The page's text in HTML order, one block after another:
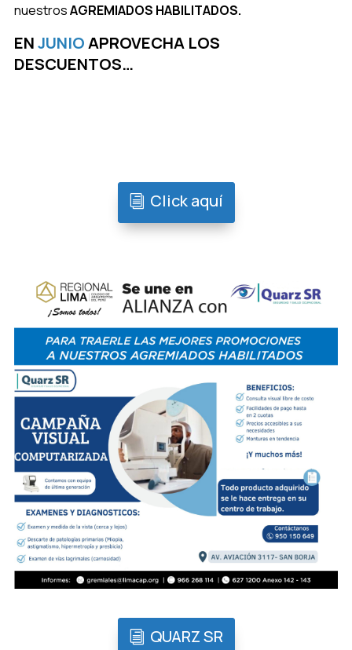
nuestrosAGREMIADOS HABILITADOS.
ENJUNIOAPROVECHA LOS
DESCUENTOS…
Click aquí
QUARZ SR